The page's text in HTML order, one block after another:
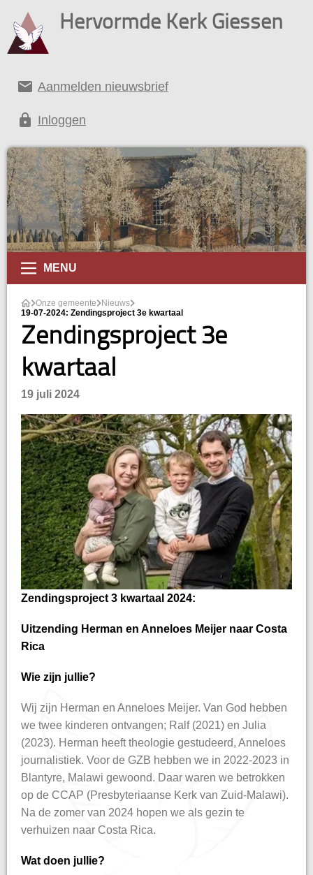
Hervormde Kerk Giessen
email Aanmelden nieuwsbrief
lock Inloggen
MENU
Onze gemeente
Nieuws
19-07-2024: Zendingsproject 3e kwartaal
Zendingsproject 3e
kwartaal
19 juli 2024
Zendingsproject 3 kwartaal 2024:
Uitzending Herman en Anneloes Meijer naar Costa
Rica
Wie zijn jullie?
Wij zijn Herman en Anneloes Meijer. Van God hebben
we twee kinderen ontvangen; Ralf (2021) en Julia
(2023). Herman heeft theologie gestudeerd, Anneloes
journalistiek. Voor de GZB hebben we in 2022-2023 in
Blantyre, Malawi gewoond. Daar waren we betrokken
op de CCAP (Presbyteriaanse Kerk van Zuid-Malawi).
Na de zomer van 2024 hopen we als gezin te
verhuizen naar Costa Rica.
Wat doen jullie?